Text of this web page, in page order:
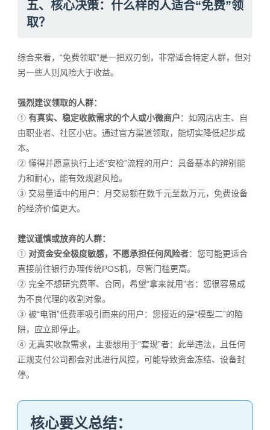
五、核心决策：什么样的人适合“免费”领
取？
综合来看，“免费领取”是一把双刃剑，非常适合特定人群，但对
另一些人则风险大于收益。
强烈建议领取的人群：
① 有真实、稳定收款需求的个人或小微商户：如网店店主、自
由职业者、社区小店。通过官方渠道领取，能切实降低起步成
本。
② 懂得并愿意执行上述“安检”流程的用户：具备基本的辨别能
力和耐心，能有效规避风险。
③ 交易量适中的用户：月交易额在数千元至数万元，免费设备
的经济价值更大。
建议谨慎或放弃的人群：
① 对资金安全极度敏感，不愿承担任何风险者：您可能更适合
直接前往银行办理传统POS机，尽管门槛更高。
② 完全不想研究费率、合同，希望“拿来就用”者：您很容易成
为不良代理的收割对象。
③ 被“电销”低费率吸引而来的用户：您接近的是“模型二”的陷
阱，应立即停止。
④ 无真实收款需求，主要想用于“套现”者：此举违法，且任何
正规支付公司都会对此进行风控，可能导致资金冻结、设备封
停。
核心要义总结：